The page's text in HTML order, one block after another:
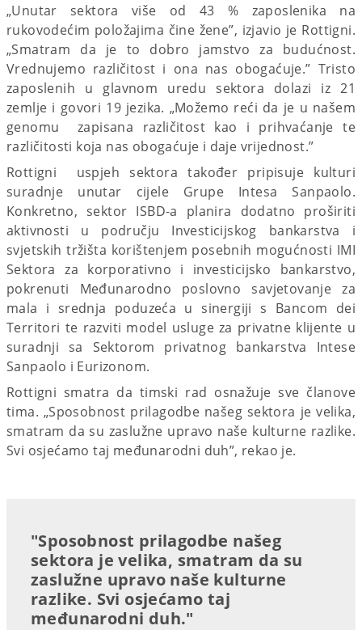
„Unutar sektora više od 43 % zaposlenika na
rukovodećim položajima čine žene”, izjavio je Rottigni.
„Smatram da je to dobro jamstvo za budućnost.
Vrednujemo različitost i ona nas obogaćuje.” Tristo
zaposlenih u glavnom uredu sektora dolazi iz 21
zemlje i govori 19 jezika. „Možemo reći da je u našem
genomu zapisana različitost kao i prihvaćanje te
različitosti koja nas obogaćuje i daje vrijednost.”
Rottigni uspjeh sektora također pripisuje kulturi
suradnje unutar cijele Grupe Intesa Sanpaolo.
Konkretno, sektor ISBD-a planira dodatno proširiti
aktivnosti u području Investicijskog bankarstva i
svjetskih tržišta korištenjem posebnih mogućnosti IMI
Sektora za korporativno i investicijsko bankarstvo,
pokrenuti Međunarodno poslovno savjetovanje za
mala i srednja poduzeća u sinergiji s Bancom dei
Territori te razviti model usluge za privatne klijente u
suradnji sa Sektorom privatnog bankarstva Intese
Sanpaolo i Eurizonom.
Rottigni smatra da timski rad osnažuje sve članove
tima. „Sposobnost prilagodbe našeg sektora je velika,
smatram da su zaslužne upravo naše kulturne razlike.
Svi osjećamo taj međunarodni duh”, rekao je.
"Sposobnost prilagodbe našeg
sektora je velika, smatram da su
zaslužne upravo naše kulturne
razlike. Svi osjećamo taj
međunarodni duh."